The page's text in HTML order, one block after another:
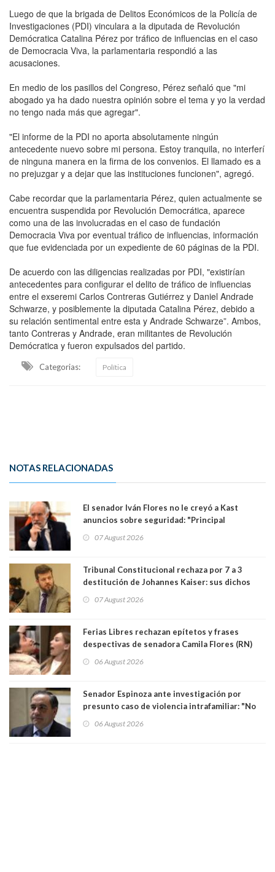
Luego de que la brigada de Delitos Económicos de la Policía de
Investigaciones (PDI) vinculara a la diputada de Revolución
Demócratica Catalina Pérez por tráfico de influencias en el caso
de Democracia Viva, la parlamentaria respondió a las
acusaciones.
En medio de los pasillos del Congreso, Pérez señaló que "mi
abogado ya ha dado nuestra opinión sobre el tema y yo la verdad
no tengo nada más que agregar".
"El informe de la PDI no aporta absolutamente ningún
antecedente nuevo sobre mi persona. Estoy tranquila, no interferí
de ninguna manera en la firma de los convenios. El llamado es a
no prejuzgar y a dejar que las instituciones funcionen", agregó.
Cabe recordar que la parlamentaria Pérez, quien actualmente se
encuentra suspendida por Revolución Democrática, aparece
como una de las involucradas en el caso de fundación
Democracia Viva por eventual tráfico de influencias, información
que fue evidenciada por un expediente de 60 páginas de la PDI.
De acuerdo con las diligencias realizadas por PDI, "existirían
antecedentes para configurar el delito de tráfico de influencias
entre el exseremi Carlos Contreras Gutiérrez y Daniel Andrade
Schwarze, y posiblemente la diputada Catalina Pérez, debido a
su relación sentimental entre esta y Andrade Schwarze”. Ambos,
tanto Contreras y Andrade, eran militantes de Revolución
Demócratica y fueron expulsados del partido.
Categorias: Política
NOTAS RELACIONADAS
El senador Iván Flores no le creyó a Kast
anuncios sobre seguridad: "Principal
perseguir ruta del dinero y levantar secreto
07 August 2026
Tribunal Constitucional rechaza por 7 a 3
destitución de Johannes Kaiser: sus dichos
justicia constitucional porque no es diputado
07 August 2026
Ferias Libres rechazan epítetos y frases
despectivas de senadora Camila Flores (RN)
06 August 2026
Senador Espinoza ante investigación por
presunto caso de violencia intrafamiliar: "No
antecedentes a Tribunal Supremo
06 August 2026